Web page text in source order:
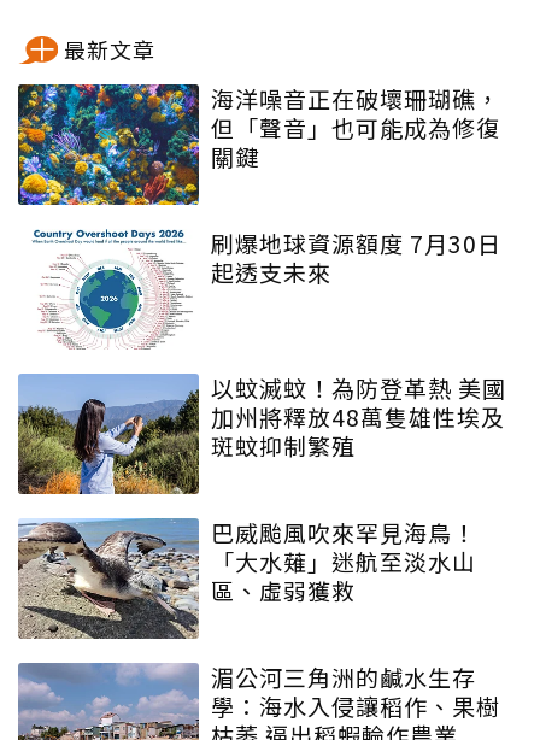
最新文章
海洋噪音正在破壞珊瑚礁，
但「聲音」也可能成為修復
關鍵
刷爆地球資源額度 7月30日
起透支未來
以蚊滅蚊！為防登革熱 美國
加州將釋放48萬隻雄性埃及
斑蚊抑制繁殖
巴威颱風吹來罕見海鳥！
「大水薙」迷航至淡水山
區、虛弱獲救
湄公河三角洲的鹹水生存
學：海水入侵讓稻作、果樹